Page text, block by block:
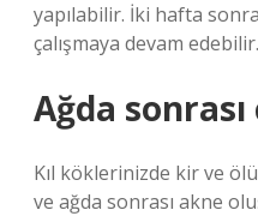
yapılabilir. İki hafta
çalışmaya devam edebilir.
Ağda sonrası
Kıl köklerinizde kir ve
ve ağda sonrası akne